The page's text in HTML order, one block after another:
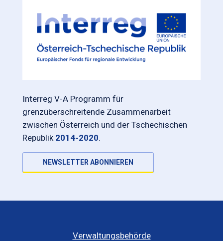
Interreg V-A Programm für
grenzüberschreitende Zusammenarbeit
zwischen Österreich und der Tschechischen
Republik 2014-2020.
NEWSLETTER ABONNIEREN
Verwaltungsbehörde